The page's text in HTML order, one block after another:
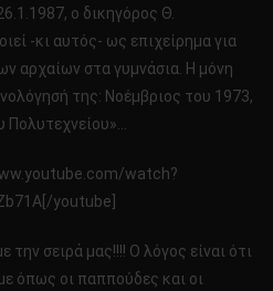
ο δικηγόρος Θ.
-κι αυτός- ως επιχείρημα για
αρχαίων στα γυμνάσια. Η μόνη
της: Νοέμβριος του 1973,
watch?
youtube]
την σειρά μας!!!! Ο λόγος είναι ότι
όπως οι παππούδες και οι